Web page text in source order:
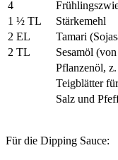
4
1 ½ TL
Stärkemehl
2 EL
Tamari
2 TL
Sesamöl
Pflanzenöl,
Teigblätter
Salz und
Für die Dipping Sauce: